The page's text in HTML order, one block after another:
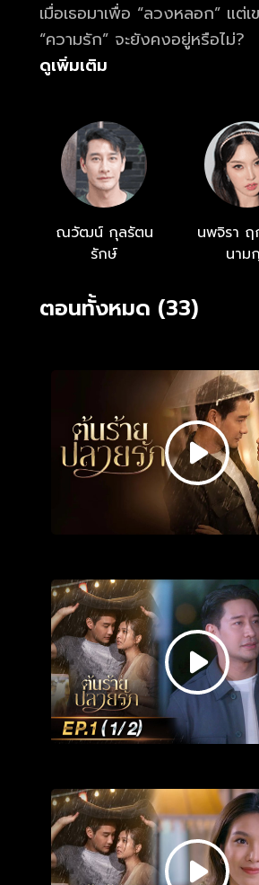
เมื่อเธอมาเพื่อ “ลวงหลอก” แต่
“ความรัก” จะยังคงอยู่หรือไม่?
ดูเพิ่มเติม
ณวัฒน์ กุลรัตน
รักษ์
นพจิรา
นาม
ตอนทั้งหมด (33)